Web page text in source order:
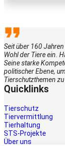
Seit über 160
Wohl der Tiere ein.
Seine starke
politischer Ebene,
Tierschutzthemen
Quicklinks
Tierschutz
Tiervermittlung
Tierhaltung
STS-Projekte
Über uns